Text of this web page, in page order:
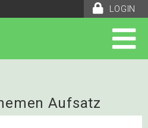
LOGIN
Aufsatz